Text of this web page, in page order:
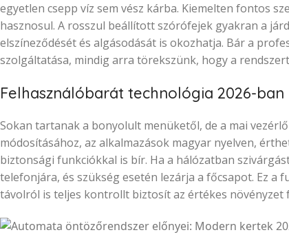
egyetlen csepp víz sem vész kárba. Kiemelten fontos
hasznosul. A rosszul beállított szórófejek gyakran a
elszíneződését és algásodását is okozhatja. Bár a
szolgáltatása, mindig arra törekszünk, hogy a
Felhasználóbarát technológia 2026-ban
Sokan tartanak a bonyolult menüketől, de a mai
módosításához, az alkalmazások magyar nyelven,
biztonsági funkciókkal is bír. Ha a hálózatban
telefonjára, és szükség esetén lezárja a főcsapot. Ez
távolról is teljes kontrollt biztosít az értékes növényzet